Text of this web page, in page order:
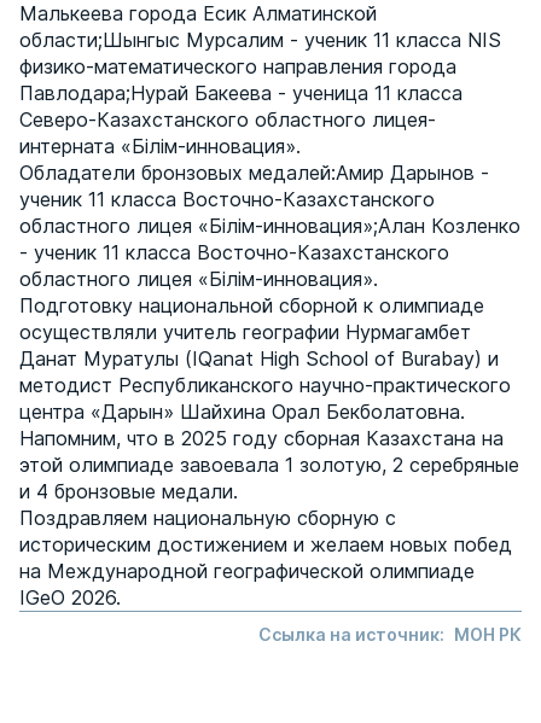
Малькеева города Есик Алматинской
области;Шынгыс Мурсалим - ученик 11 класса NIS
физико-математического направления города
Павлодара;Нурай Бакеева - ученица 11 класса
Северо-Казахстанского областного лицея-
интерната «Білім-инновация».
Обладатели бронзовых медалей:Амир Дарынов -
ученик 11 класса Восточно-Казахстанского
областного лицея «Білім-инновация»;Алан Козленко
- ученик 11 класса Восточно-Казахстанского
областного лицея «Білім-инновация».
Подготовку национальной сборной к олимпиаде
осуществляли учитель географии Нурмагамбет
Данат Муратулы (IQanat High School of Burabay) и
методист Республиканского научно-практического
центра «Дарын» Шайхина Орал Бекболатовна.
Напомним, что в 2025 году сборная Казахстана на
этой олимпиаде завоевала 1 золотую, 2 серебряные
и 4 бронзовые медали.
Поздравляем национальную сборную с
историческим достижением и желаем новых побед
на Международной географической олимпиаде
IGeO 2026.
Ссылка на источник: МОН РК